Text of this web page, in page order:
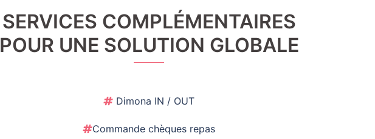
SERVICES COMPLÉMENTAIRES
POUR UNE SOLUTION GLOBALE
Dimona IN / OUT
Commande chèques repas